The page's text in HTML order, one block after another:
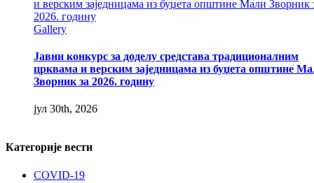
и верским заједницама из буџета општине Мали Зворник
2026. годину
Gallery
Јавни конкурс за доделу средстава традиционалним
црквама и верским заједницама из буџета општине
Зворник за 2026. годину
јул 30th, 2026
Категорије вести
COVID-19